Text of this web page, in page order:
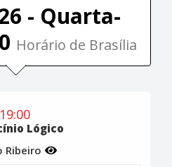
- Quarta-
Horário de Brasília
19:00
Lógico
Ribeiro